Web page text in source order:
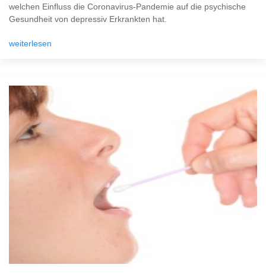
welchen Einfluss die Coronavirus-Pandemie auf die psychische
Gesundheit von depressiv Erkrankten hat.
weiterlesen